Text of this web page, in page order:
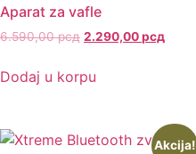
Aparat za vafle
6.590,00рсд 2.290,00рсд
Dodaj u korpu
Akcija!